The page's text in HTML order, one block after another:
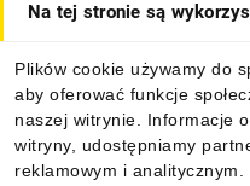
Na tej stronie są
Plików cookie używamy do
aby oferować funkcje
naszej witrynie. Informacje
witryny, udostępniamy
reklamowym i
Informacje